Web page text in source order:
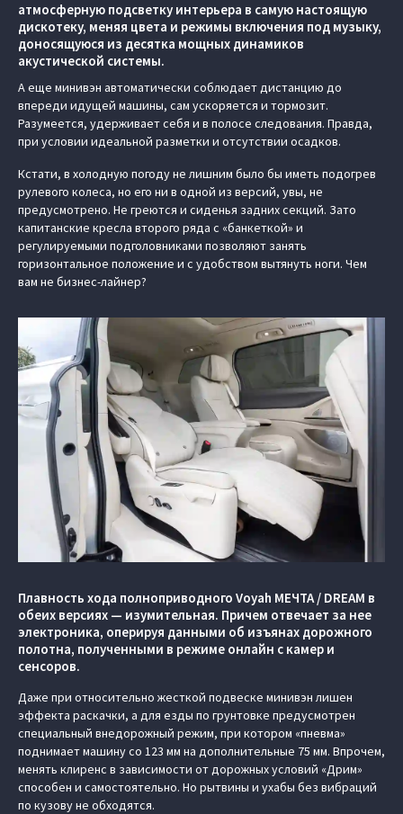
атмосферную подсветку интерьера в самую настоящую
дискотеку, меняя цвета и режимы включения под музыку,
доносящуюся из десятка мощных динамиков
акустической системы.
А еще минивэн автоматически соблюдает дистанцию до
впереди идущей машины, сам ускоряется и тормозит.
Разумеется, удерживает себя и в полосе следования. Правда,
при условии идеальной разметки и отсутствии осадков.
Кстати, в холодную погоду не лишним было бы иметь подогрев
рулевого колеса, но его ни в одной из версий, увы, не
предусмотрено. Не греются и сиденья задних секций. Зато
капитанские кресла второго ряда с «банкеткой» и
регулируемыми подголовниками позволяют занять
горизонтальное положение и с удобством вытянуть ноги. Чем
вам не бизнес-лайнер?
Плавность хода полноприводного Voyah МЕЧТА / DREAM в
обеих версиях — изумительная. Причем отвечает за нее
электроника, оперируя данными об изъянах дорожного
полотна, полученными в режиме онлайн с камер и
сенсоров.
Даже при относительно жесткой подвеске минивэн лишен
эффекта раскачки, а для езды по грунтовке предусмотрен
специальный внедорожный режим, при котором «пневма»
поднимает машину со 123 мм на дополнительные 75 мм. Впрочем,
менять клиренс в зависимости от дорожных условий «Дрим»
способен и самостоятельно. Но рытвины и ухабы без вибраций
по кузову не обходятся.